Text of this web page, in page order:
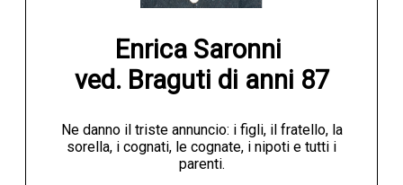
Enrica Saronni
ved. Braguti di anni 87
Ne danno il triste annuncio: i figli, il fratello, la
sorella, i cognati, le cognate, i nipoti e tutti i
parenti.